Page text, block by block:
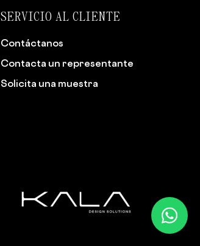
SERVICIO AL CLIENTE
Contáctanos
Contacta un representante
Solicita una muestra